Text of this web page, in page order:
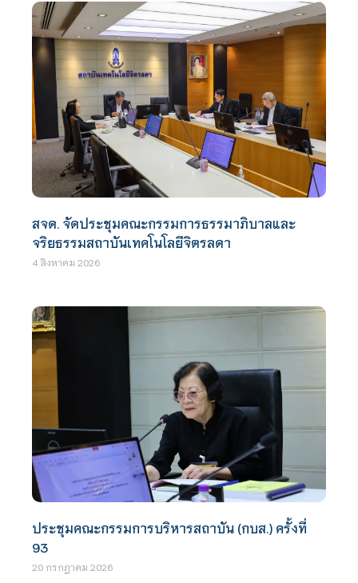
สจด. จัดประชุมคณะกรรมการธรรมาภิบาลและ
จริยธรรมสถาบันเทคโนโลยีจิตรลดา
4 สิงหาคม 2026
ประชุมคณะกรรมการบริหารสถาบัน (กบส.) ครั้งที่
93
20 กรกฎาคม 2026